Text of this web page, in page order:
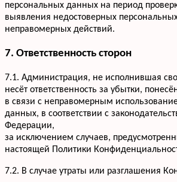
персональных данных на период
выявления недостоверных
неправомерных действий.
7. Ответственность сторон
7.1. Администрация, не исполнившая
несёт ответственность за убытки,
в связи с неправомерным
данных, в соответствии с
Федерации,
за исключением случаев,
настоящей Политики
7.2. В случае утраты или разглашения